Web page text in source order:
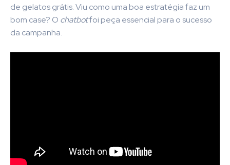
de gelatos grátis. Viu como uma boa estratégia faz um
bom case? O chatbotfoi peça essencial para o sucesso
da campanha.